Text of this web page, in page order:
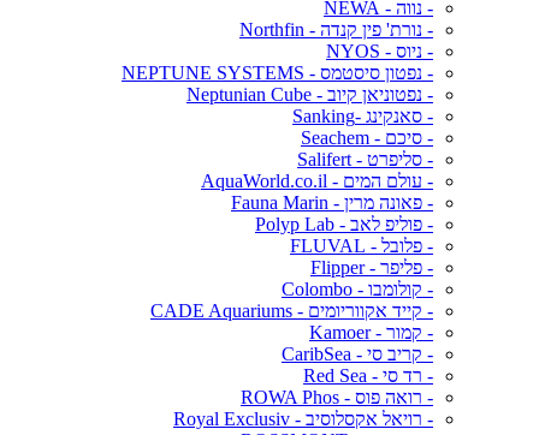
- נווה - NEWA
- נורת' פין קנדה - Northfin
- ניוס - NYOS
- נפטון סיסטמס - NEPTUNE SYSTEMS
- נפטוניאן קיוב - Neptunian Cube
- סאנקינג -Sanking
- סיכם - Seachem
- סליפרט - Salifert
- עולם המים - AquaWorld.co.il
- פאונה מרין - Fauna Marin
- פוליפ לאב - Polyp Lab
- פלובל - FLUVAL
- פליפר - Flipper
- קולומבו - Colombo
- קייד אקווריומים - CADE Aquariums
- קמור - Kamoer
- קריב סי - CaribSea
- רד סי - Red Sea
- רואה פוס - ROWA Phos
- רויאל אקסלוסיב - Royal Exclusiv